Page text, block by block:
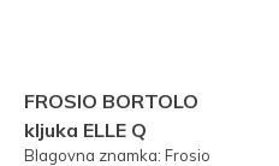
FROSIO BORTOLO
kljuka ELLE Q
Blagovna znamka: Frosio